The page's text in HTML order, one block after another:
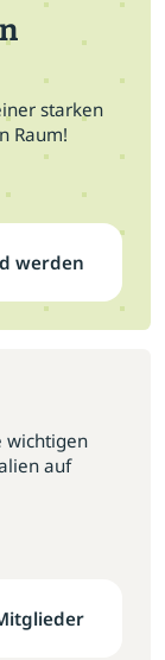
starken
Raum!
werden
wichtigen
auf